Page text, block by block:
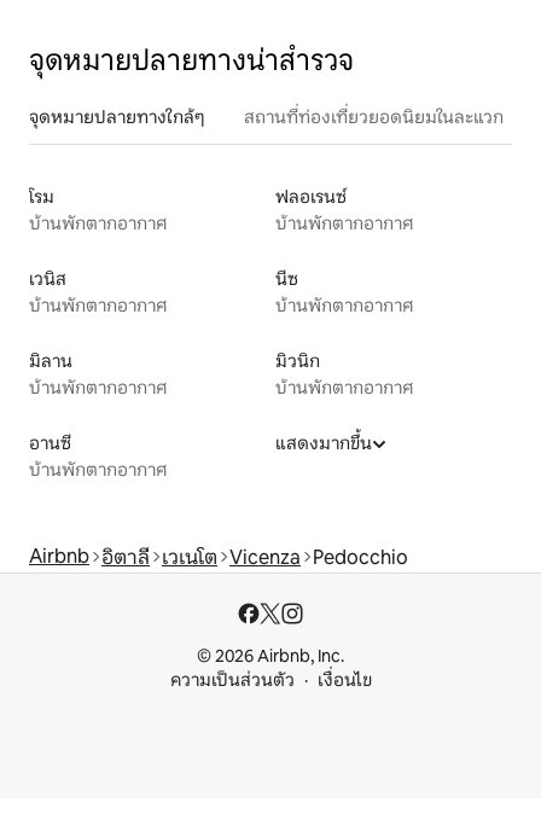
จุดหมายปลายทางน่าสำรวจ
จุดหมายปลายทางใกล้ๆ สถานที่ท่องเที่ยวยอดนิยมในละแวก
โรม
บ้านพักตากอากาศ
ฟลอเรนซ์
บ้านพักตากอากาศ
เวนิส
บ้านพักตากอากาศ
นีซ
บ้านพักตากอากาศ
มิลาน
บ้านพักตากอากาศ
มิวนิก
บ้านพักตากอากาศ
อานซี
บ้านพักตากอากาศ
แสดงมากขึ้น
Airbnb อิตาลี เวเนโต Vicenza Pedocchio
© 2026 Airbnb, Inc.
ความเป็นส่วนตัว
เงื่อนไข